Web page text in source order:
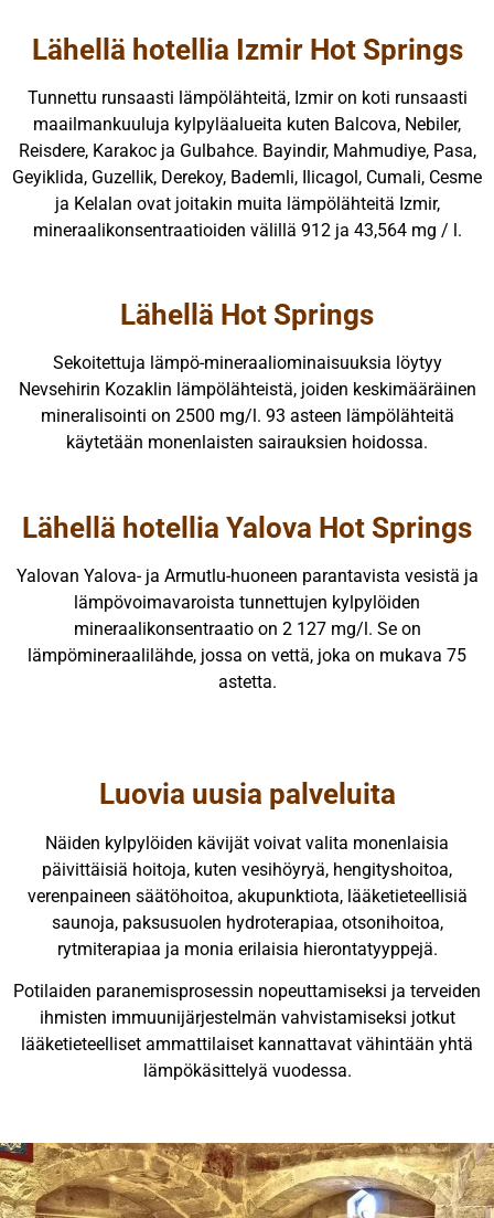
Lähellä hotellia Izmir Hot Springs
Tunnettu runsaasti lämpölähteitä, Izmir on koti runsaasti
maailmankuuluja kylpyläalueita kuten Balcova, Nebiler,
Reisdere, Karakoc ja Gulbahce. Bayindir, Mahmudiye, Pasa,
Geyiklida, Guzellik, Derekoy, Bademli, Ilicagol, Cumali, Cesme
ja Kelalan ovat joitakin muita lämpölähteitä Izmir,
mineraalikonsentraatioiden välillä 912 ja 43,564 mg / l.
Lähellä Hot Springs
Sekoitettuja lämpö-mineraaliominaisuuksia löytyy
Nevsehirin Kozaklin lämpölähteistä, joiden keskimääräinen
mineralisointi on 2500 mg/l. 93 asteen lämpölähteitä
käytetään monenlaisten sairauksien hoidossa.
Lähellä hotellia Yalova Hot Springs
Yalovan Yalova- ja Armutlu-huoneen parantavista vesistä ja
lämpövoimavaroista tunnettujen kylpylöiden
mineraalikonsentraatio on 2 127 mg/l. Se on
lämpömineraalilähde, jossa on vettä, joka on mukava 75
astetta.
Luovia uusia palveluita
Näiden kylpylöiden kävijät voivat valita monenlaisia
päivittäisiä hoitoja, kuten vesihöyryä, hengityshoitoa,
verenpaineen säätöhoitoa, akupunktiota, lääketieteellisiä
saunoja, paksusuolen hydroterapiaa, otsonihoitoa,
rytmiterapiaa ja monia erilaisia hierontatyyppejä.
Potilaiden paranemisprosessin nopeuttamiseksi ja terveiden
ihmisten immuunijärjestelmän vahvistamiseksi jotkut
lääketieteelliset ammattilaiset kannattavat vähintään yhtä
lämpökäsittelyä vuodessa.